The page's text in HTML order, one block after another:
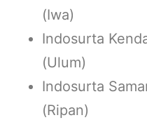
(Iwa)
Indosurta
(Ulum)
Indosurta
(Ripan)